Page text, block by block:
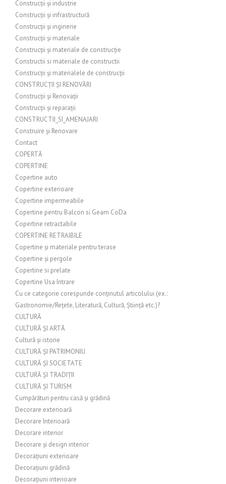
Construcții și industrie
Construcții și infrastructură
Construcții și inginerie
Construcții și materiale
Construcții și materiale de construcție
Constructii si materiale de constructii
Construcții și materialele de construcții
CONSTRUCȚII ȘI RENOVĂRI
Construcții și Renovații
Construcții și reparații
CONSTRUCTII_SI_AMENAJARI
Construire și Renovare
Contact
COPERTĂ
COPERTINE
Copertine auto
Copertine exterioare
Copertine impermeabile
Copertine pentru Balcon si Geam CoDa
Copertine retractabile
COPERTINE RETRAIBILE
Copertine și materiale pentru terase
Copertine și pergole
Copertine si prelate
Copertine Usa Intrare
Cu ce categorie corespunde conținutul articolului (ex.:
Gastronomie/Rețete, Literatură, Cultură, Știință etc.)?
CULTURĂ
CULTURĂ ȘI ARTĂ
Cultură și istorie
CULTURĂ ȘI PATRIMONIU
CULTURĂ ȘI SOCIETATE
CULTURĂ ȘI TRADIȚII
CULTURĂ ȘI TURISM
Cumpărături pentru casă și grădină
Decorare exterioară
Decorare Interioară
Decorare interior
Decorare și design interior
Decorațiuni exterioare
Decorațiuni grădină
Decorațiuni interioare